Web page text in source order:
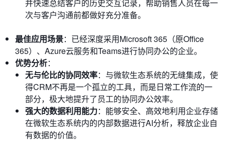
并快速总结客户的历史交互记录，帮助销售人员在每一
次与客户沟通前都做好充分准备。
最佳应用场景：已经深度采用Microsoft 365（原Office
365）、Azure云服务和Teams进行协同办公的企业。
优势分析：
无与伦比的协同效率：与微软生态系统的无缝集成，使
得CRM不再是一个孤立的工具，而是日常工作流的一
部分，极大地提升了员工的协同办公效率。
强大的数据利用能力：能够安全、高效地利用企业存储
在微软生态系统内的内部数据进行AI分析，释放企业自
有数据的价值。